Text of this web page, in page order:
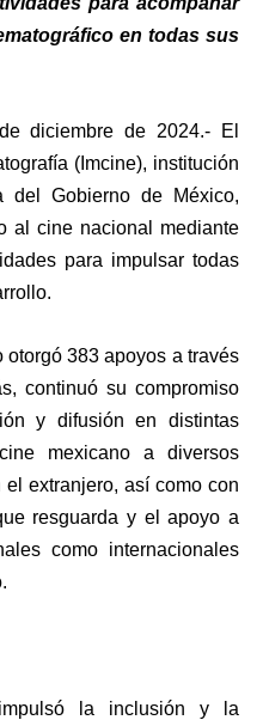
en todas sus
diciembre de 2024.-
El
(Imcine), institución
del Gobierno de México,
al cine nacional mediante
para impulsar todas
383 apoyos a través
continuó su compromiso
y difusión en distintas
mexicano a diversos
extranjero, así como con
resguarda y el apoyo a
como internacionales
la inclusión y la